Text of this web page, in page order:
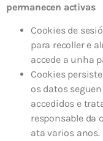
permanecen activas
Cookies de
para recoller e
accede a unha
Cookies
os datos
accedidos e
responsable da
ata varios anos.